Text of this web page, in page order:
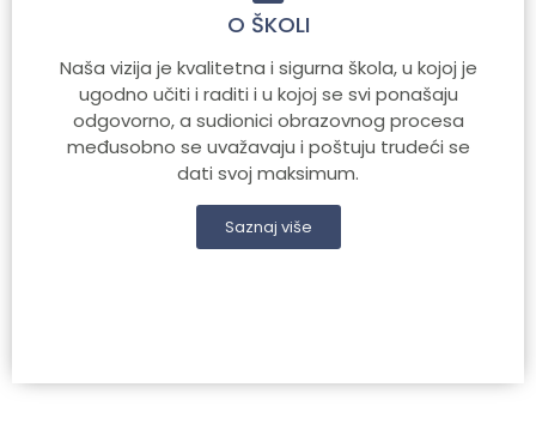
O ŠKOLI
Naša vizija je kvalitetna i sigurna škola, u kojoj je
ugodno učiti i raditi i u kojoj se svi ponašaju
odgovorno, a sudionici obrazovnog procesa
međusobno se uvažavaju i poštuju trudeći se
dati svoj maksimum.
Saznaj više